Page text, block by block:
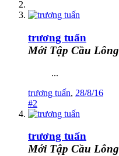
trương tuấn
Mới Tập Cầu Lông
...
trương tuấn, 28/8/16
#2
trương tuấn
Mới Tập Cầu Lông